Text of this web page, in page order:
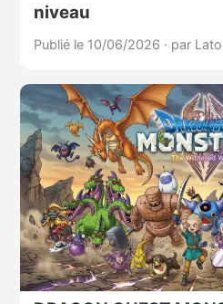
niveau
Publié le 10/06/2026 · par Lato